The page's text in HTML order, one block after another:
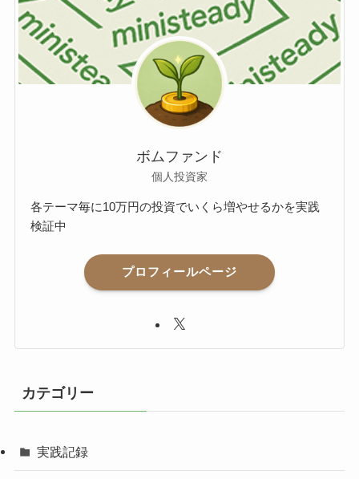
ボムファンド
個人投資家
各テーマ毎に10万円の投資でいくら増やせるかを実践
検証中
プロフィールページ
カテゴリー
実践記録